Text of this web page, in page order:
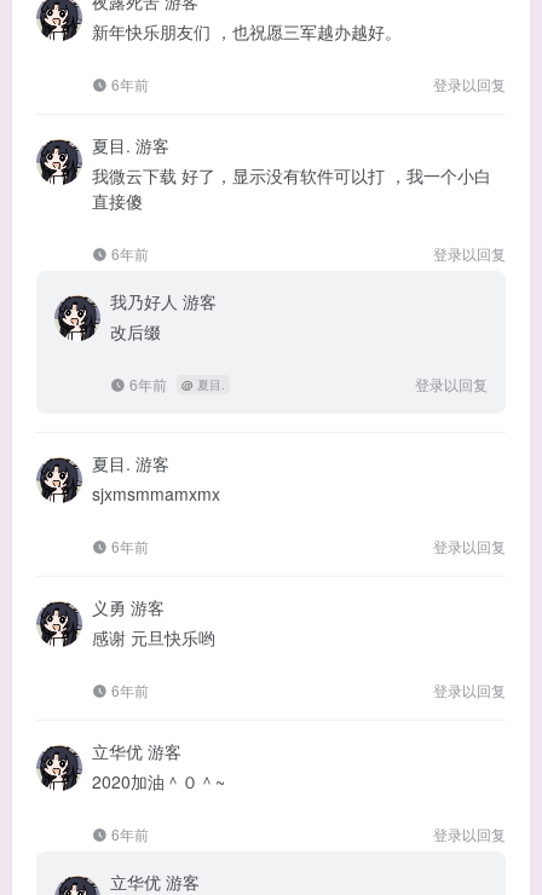
新年快乐朋友们 ，也祝愿三军越办越好。
6年前 登录以回复
夏目. 游客
我微云下载 好了，显示没有软件可以打 ，我一个小白
直接傻
6年前 登录以回复
我乃好人 游客
改后缀
6年前 @ 夏目. 登录以回复
夏目. 游客
sjxmsmmamxmx
6年前 登录以回复
义勇 游客
感谢 元旦快乐哟
6年前 登录以回复
立华优 游客
2020加油＾０＾~
6年前 登录以回复
立华优 游客